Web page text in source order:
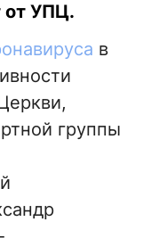
от УПЦ.
в
группы